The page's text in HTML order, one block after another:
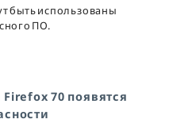
быть использованы
ПО.
70 появятся